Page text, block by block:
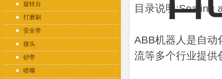
旋转台
打磨刷
安全带
接头
砂带
喷嘴
目录说明:Sealing
ABB机器人是自动
流等多个行业提供